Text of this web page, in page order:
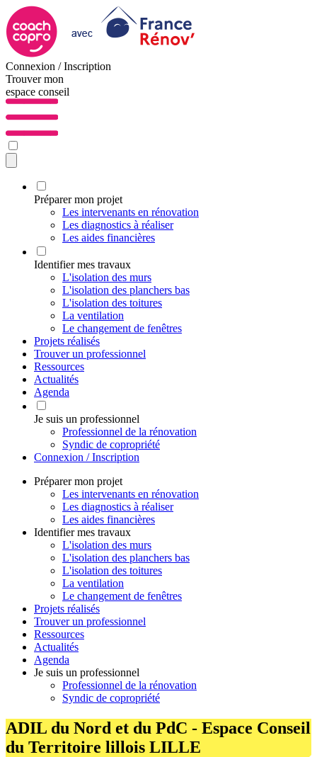
Connexion / Inscription
Trouver mon
espace conseil
Préparer mon projet
Les intervenants en rénovation
Les diagnostics à réaliser
Les aides financières
Identifier mes travaux
L'isolation des murs
L'isolation des planchers bas
L'isolation des toitures
La ventilation
Le changement de fenêtres
Projets réalisés
Trouver un professionnel
Ressources
Actualités
Agenda
Je suis un professionnel
Professionnel de la rénovation
Syndic de copropriété
Connexion / Inscription
Préparer mon projet
Les intervenants en rénovation
Les diagnostics à réaliser
Les aides financières
Identifier mes travaux
L'isolation des murs
L'isolation des planchers bas
L'isolation des toitures
La ventilation
Le changement de fenêtres
Projets réalisés
Trouver un professionnel
Ressources
Actualités
Agenda
Je suis un professionnel
Professionnel de la rénovation
Syndic de copropriété
ADIL du Nord et du PdC - Espace Conseil
du Territoire lillois LILLE